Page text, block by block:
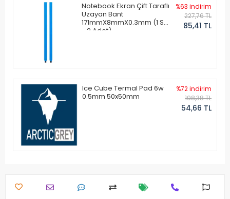
Notebook Ekran Çift Taraflı
Uzayan Bant
171mmX8mmX0.3mm (1 Set
- 2 Adet)
%63 indirim
227,76 TL
85,41 TL
Ice Cube Termal Pad 6w
0.5mm 50x50mm
%72 indirim
198,38 TL
54,66 TL